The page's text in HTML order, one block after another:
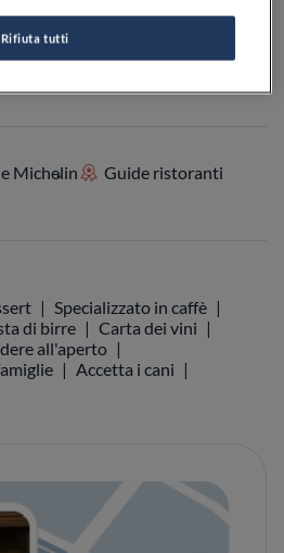
Michelin
Guide ristoranti
Specializzato in caffè
di birre
Carta dei vini
all'aperto
Accetta i cani
Rifiuta tutti